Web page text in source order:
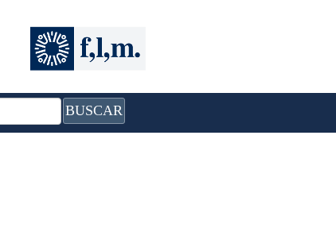
BUSCAR